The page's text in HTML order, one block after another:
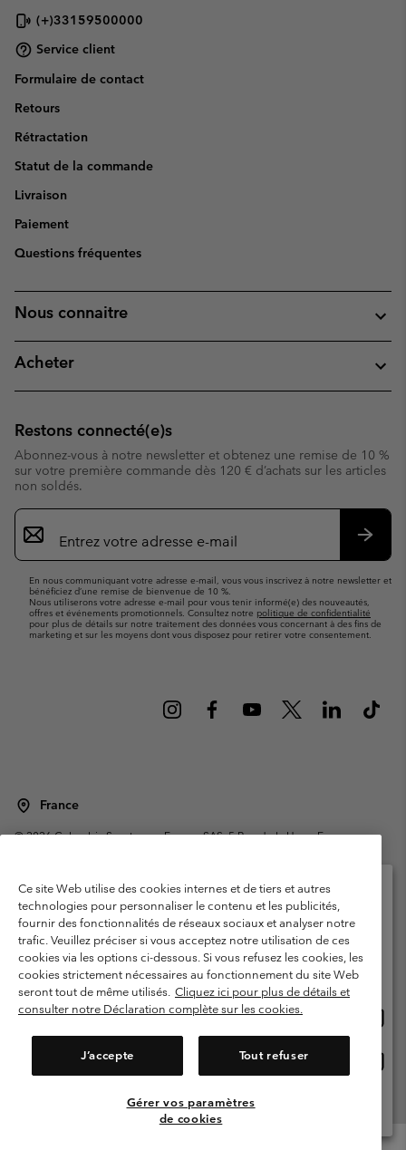
(+)33159500000
Service client
Formulaire de contact
Retours
Rétractation
Statut de la commande
Livraison
Paiement
Questions fréquentes
Nous connaitre
Acheter
Restons connecté(e)s
Abonnez-vous à notre newsletter et obtenez une remise de 10 %
sur votre première commande dès 120 € d’achats sur les articles
non soldés.
Inscription
par
e-
En nous communiquant votre adresse e-mail, vous vous inscrivez à notre newsletter et
bénéficiez d’une remise de bienvenue de 10 %.
Nous utiliserons votre adresse e-mail pour vous tenir informé(e) des nouveautés,
offres et événements promotionnels. Consultez notre politique de confidentialité
pour plus de détails sur notre traitement des données vous concernant à des fins de
marketing et sur les moyens dont vous disposez pour retirer votre consentement.
France
©2026Columbia Sportswear Europe SAS. 5 Rue de la Haye, Espace
Garanties Légales
Politique de confidentialité
Conditions d'utilisation - Membres
Conditions D'utilisation - Contenu généré par l'utilisateur
Impressum
Cookies
Public CBCR
Ce site Web utilise des cookies internes et de tiers et autres
technologies pour personnaliser le contenu et les publicités,
fournir des fonctionnalités de réseaux sociaux et analyser notre
trafic. Veuillez préciser si vous acceptez notre utilisation de ces
cookies via les options ci-dessous. Si vous refusez les cookies, les
cookies strictement nécessaires au fonctionnement du site Web
seront tout de même utilisés. Cliquez ici pour plus de détails et
consulter notre Déclaration complète sur les cookies.
J’accepte Tout refuser
Gérer vos paramètres
de cookies
Veuillez sélectionner votre pays d’expédition et
votre langue
Achats en ligne disponibles
United States
ligne
France
Voir Tous Les Pays